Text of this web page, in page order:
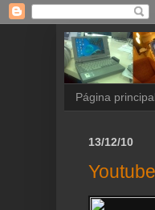
Página principal
13/12/10